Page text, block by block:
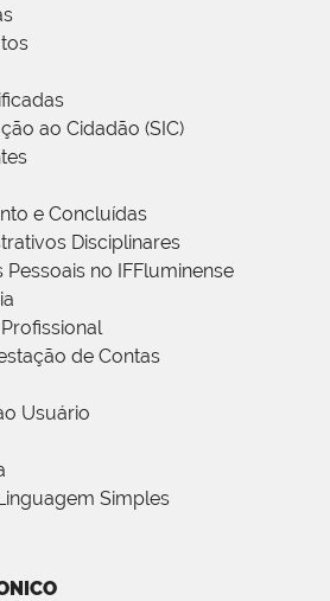
ao Cidadão (SIC)
e Concluídas
Disciplinares
no IFFluminense
de Contas
Usuário
Simples